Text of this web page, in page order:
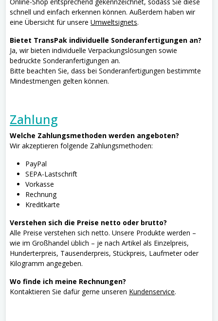
schnell und einfach erkennen können. Außerdem haben wir
eine Übersicht für unsere Umweltsignets.
Bietet TransPak individuelle Sonderanfertigungen an?
Ja, wir bieten individuelle Verpackungslösungen sowie
bedruckte Sonderanfertigungen an.
Bitte beachten Sie, dass bei Sonderanfertigungen bestimmte
Mindestmengen gelten können.
Zahlung
Welche Zahlungsmethoden werden angeboten?
Wir akzeptieren folgende Zahlungsmethoden:
PayPal
SEPA-Lastschrift
Vorkasse
Rechnung
Kreditkarte
Verstehen sich die Preise netto oder brutto?
Alle Preise verstehen sich netto. Unsere Produkte werden –
wie im Großhandel üblich – je nach Artikel als Einzelpreis,
Hunderterpreis, Tausenderpreis, Stückpreis, Laufmeter oder
Kilogramm angegeben.
Wo finde ich meine Rechnungen?
Kontaktieren Sie dafür gerne unseren Kundenservice.